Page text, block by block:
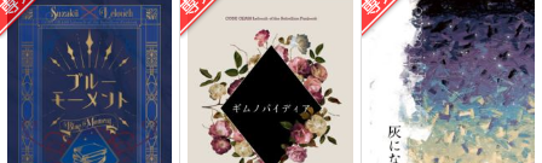
騎士皇子21
trabajo
1,315円（税込）
枢木スザク×ルルーシュ
とにかくおとなしくし
ていてくれ！！
ひなたぼこ
550円（税込）
枢木スザク×ジュリアス
Who Penned the Dea
mmc
2,515円（税込）
フライデー